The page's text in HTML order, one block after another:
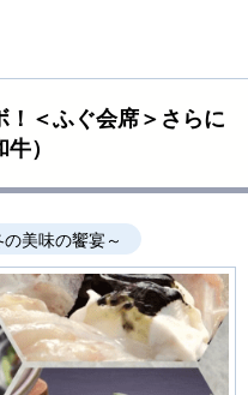
！＜ふぐ会席＞さらに
）
美味の饗宴～